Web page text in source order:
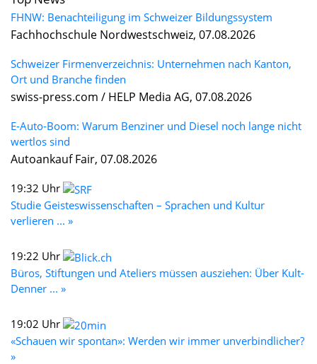
FHNW: Benachteiligung im Schweizer Bildungssystem
Fachhochschule Nordwestschweiz, 07.08.2026
Schweizer Firmenverzeichnis: Unternehmen nach Kanton,
Ort und Branche finden
swiss-press.com / HELP Media AG, 07.08.2026
E-Auto-Boom: Warum Benziner und Diesel noch lange nicht
wertlos sind
Autoankauf Fair, 07.08.2026
19:32 Uhr
Studie Geisteswissenschaften – Sprachen und Kultur
verlieren ... »
19:22 Uhr
Büros, Stiftungen und Ateliers müssen ausziehen: Über Kult-
Denner ... »
19:02 Uhr
«Schauen wir spontan»: Werden wir immer unverbindlicher?
»